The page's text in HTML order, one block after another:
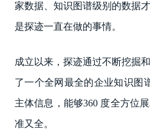
家数据、知识图谱级别的数据
是探迹一直在做的事情。
成立以来，探迹通过不断挖掘
了一个全网最全的企业知识图
主体信息，能够360 度全方位
准又全。